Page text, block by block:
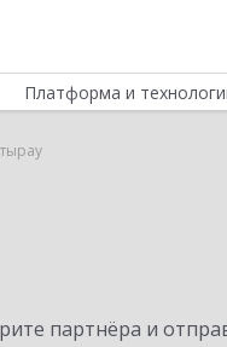
Платформа и
партнёра и